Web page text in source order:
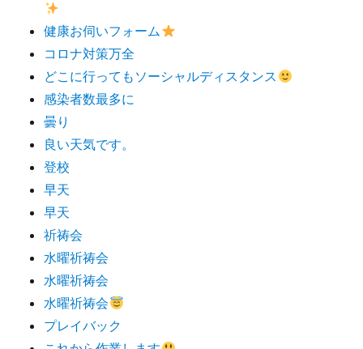
健康お伺いフォーム
コロナ対策万全
どこに行ってもソーシャルディスタンス
感染者数最多に
曇り
良い天気です。
登校
早天
早天
祈祷会
水曜祈祷会
水曜祈祷会
水曜祈祷会
プレイバック